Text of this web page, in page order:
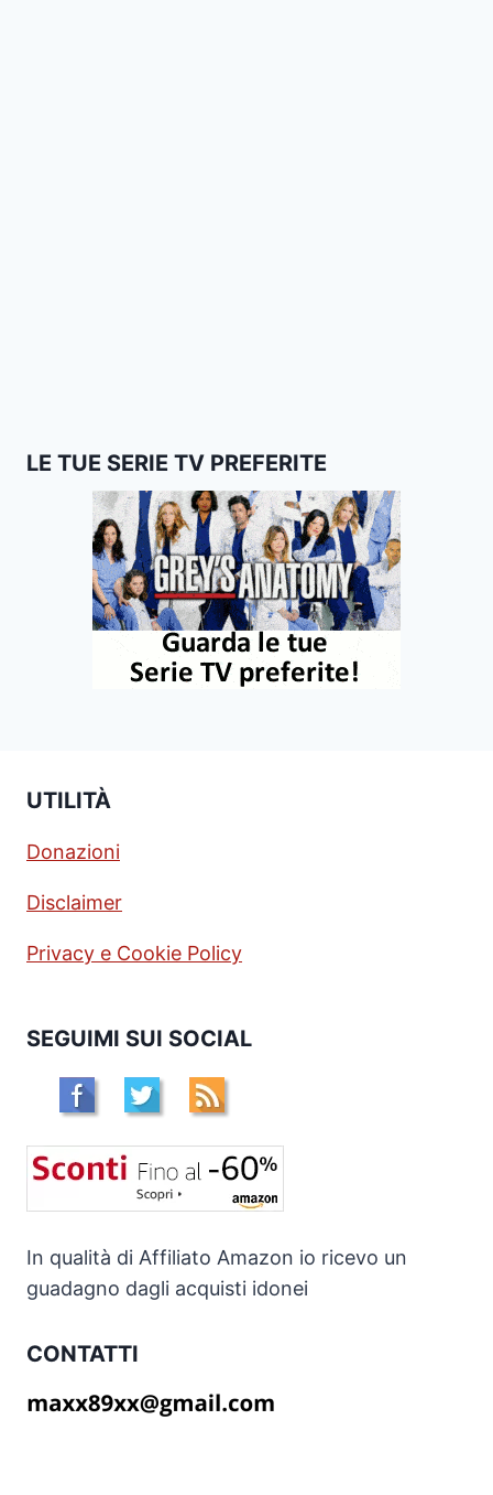
LE TUE SERIE TV PREFERITE
UTILITÀ
Donazioni
Disclaimer
Privacy e Cookie Policy
SEGUIMI SUI SOCIAL
In qualità di Affiliato Amazon io ricevo un
guadagno dagli acquisti idonei
CONTATTI